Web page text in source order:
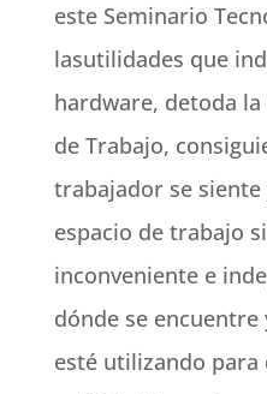
este Seminario
lasutilidades que
hardware, detoda
de Trabajo,
trabajador se
espacio de trabajo
inconveniente e
dónde se
esté utilizando